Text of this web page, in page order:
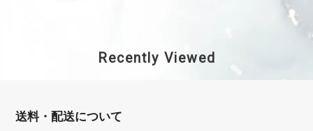
Recently Viewed
送料・配送について